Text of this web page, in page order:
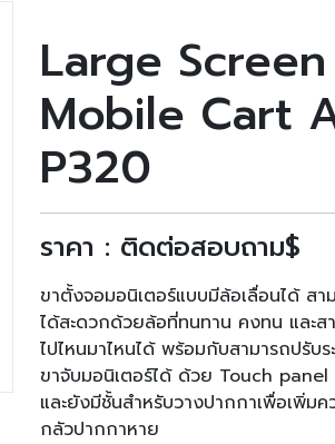
Large
Mobile Cart
P320
ราคา : ติดต่อสอบถาม$
ขาตั้งจอมอนิเตอร์แบบมีล้อเลื่อนได้ ส
ได้สะดวกด้วยล้อที่ทนทาน คงทน และส
ไปไหนมาไหนได้ พร้อมกับสามารถปรับ
ขาจับมอนิเตอร์ได้ ด้วย Touch
และยังมีชั้นสำหรับวางปากกาเพื่อเพิ่ม
กลัวปากกาหาย